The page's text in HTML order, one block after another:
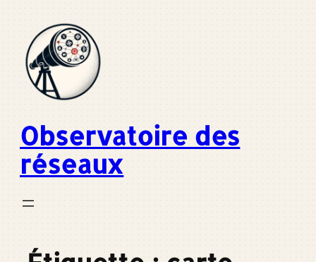
contenu
Observatoire des
réseaux